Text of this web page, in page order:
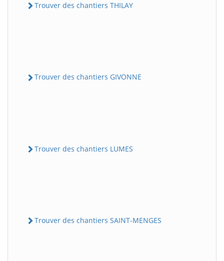
Trouver des chantiers THILAY
Trouver des chantiers GIVONNE
Trouver des chantiers LUMES
Trouver des chantiers SAINT-MENGES